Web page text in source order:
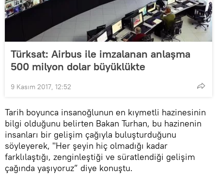
Türksat: Airbus ile imzalanan anlaşma
500 milyon dolar büyüklükte
9 Kasım 2017, 12:52
Tarih boyunca insanoğlunun en kıymetli hazinesinin
bilgi olduğunu belirten Bakan Turhan, bu hazinenin
insanları bir gelişim çağıyla buluşturduğunu
söyleyerek, "Her şeyin hiç olmadığı kadar
farklılaştığı, zenginleştiği ve süratlendiği gelişim
çağında yaşıyoruz” diye konuştu.